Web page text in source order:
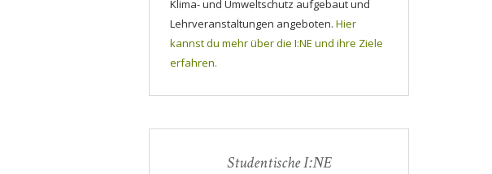
Klima- und Umweltschutz aufgebaut und
Lehrveranstaltungen angeboten. Hier
kannst du mehr über die I:NE und ihre Ziele
erfahren.
Studentische I:NE